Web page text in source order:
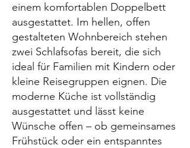
einem komfortablen Doppelbett
ausgestattet. Im hellen, offen
gestalteten Wohnbereich stehen
zwei Schlafsofas bereit, die sich
ideal für Familien mit Kindern oder
kleine Reisegruppen eignen. Die
moderne Küche ist vollständig
ausgestattet und lässt keine
Wünsche offen – ob gemeinsames
Frühstück oder ein entspanntes